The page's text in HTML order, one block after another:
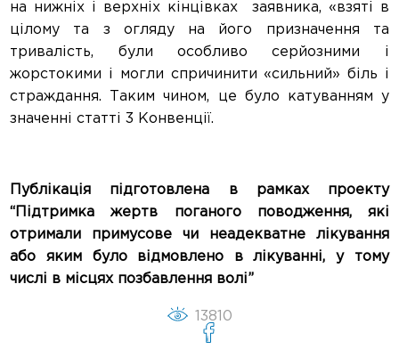
на нижніх і верхніх кінцівках заявника, «взяті в
цілому та з огляду на його призначення та
тривалість, були особливо серйозними і
жорстокими і могли спричинити «сильний» біль і
страждання. Таким чином, це було катуванням у
значенні статті 3 Конвенції.
Публікація підготовлена в рамках проекту
“Підтримка жертв поганого поводження, які
отримали примусове чи неадекватне лікування
або яким було відмовлено в лікуванні, у тому
числі в місцях позбавлення волі”
13810